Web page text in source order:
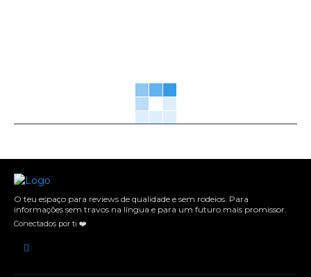
O teu espaço para reviews de qualidade e sem rodeios. Para
informações sem travos na língua e para um futuro mais promissor.
Conectados por ti ❤️